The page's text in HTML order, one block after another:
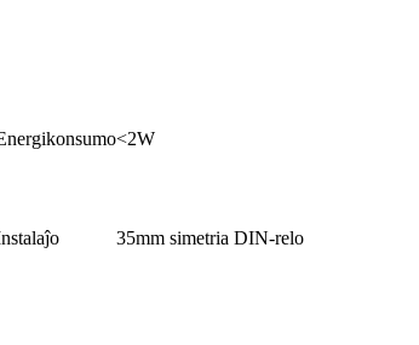
<2W
35mm simetria DIN-relo